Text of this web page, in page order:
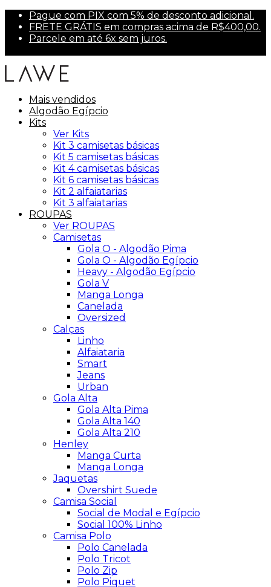
Pague com PIX com 5% de desconto adicional.
FRETE GRÁTIS em compras acima de R$400,00.
Parcele em até 6x sem juros.
Mais vendidos
Algodão Egípcio
Kits
Ver Kits
Kit 3 camisetas básicas
Kit 5 camisetas básicas
Kit 4 camisetas básicas
Kit 6 camisetas básicas
Kit 2 alfaiatarias
Kit 3 alfaiatarias
ROUPAS
Ver ROUPAS
Camisetas
Gola O - Algodão Pima
Gola O - Algodão Egípcio
Heavy - Algodão Egípcio
Gola V
Manga Longa
Canelada
Oversized
Calças
Linho
Alfaiataria
Smart
Jeans
Urban
Gola Alta
Gola Alta Pima
Gola Alta 140
Gola Alta 210
Henley
Manga Curta
Manga Longa
Jaquetas
Overshirt Suede
Camisa Social
Social de Modal e Egípcio
Social 100% Linho
Camisa Polo
Polo Canelada
Polo Tricot
Polo Zip
Polo Piquet